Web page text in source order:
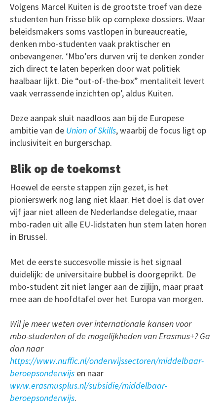
Volgens Marcel Kuiten is de grootste troef van deze
studenten hun frisse blik op complexe dossiers. Waar
beleidsmakers soms vastlopen in bureaucreatie,
denken mbo-studenten vaak praktischer en
onbevangener. ‘Mbo’ers durven vrij te denken zonder
zich direct te laten beperken door wat politiek
haalbaar lijkt. Die “out-of-the-box” mentaliteit levert
vaak verrassende inzichten op’, aldus Kuiten.
Deze aanpak sluit naadloos aan bij de Europese
ambitie van de Union of Skills, waarbij de focus ligt op
inclusiviteit en burgerschap.
Blik op de toekomst
Hoewel de eerste stappen zijn gezet, is het
pionierswerk nog lang niet klaar. Het doel is dat over
vijf jaar niet alleen de Nederlandse delegatie, maar
mbo-raden uit alle EU-lidstaten hun stem laten horen
in Brussel.
Met de eerste succesvolle missie is het signaal
duidelijk: de universitaire bubbel is doorgeprikt. De
mbo-student zit niet langer aan de zijlijn, maar praat
mee aan de hoofdtafel over het Europa van morgen.
Wil je meer weten over internationale kansen voor
mbo-studenten of de mogelijkheden van Erasmus+? Ga
dan naar
https://www.nuffic.nl/onderwijssectoren/middelbaar-
beroepsonderwijs en naar
www.erasmusplus.nl/subsidie/middelbaar-
beroepsonderwijs.